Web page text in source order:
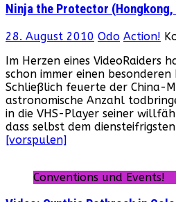
Ninja the Protector (Hongkong,
28. August 2010 Odo Action!
Im Herzen eines VideoRaiders
schon immer einen
Schließlich feuerte der China-
astronomische Anzahl
in die VHS-Player seiner
dass selbst dem
[vorspulen]
Conventions und Events!